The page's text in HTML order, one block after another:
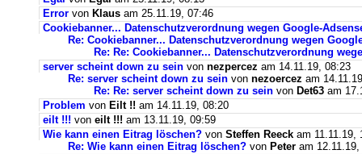
Error von Klaus am 25.11.19, 07:46
Cookiebanner... Datenschutzverordnung wegen Google-
Re: Cookiebanner... Datenschutzverordnung wegen
Re: Re: Cookiebanner... Datenschutzverordnung
server scheint down zu sein von nezpercez am 14.11.19, 08:23
Re: server scheint down zu sein von nezoercez am
Re: Re: server scheint down zu sein von Det63 am
Problem von Eilt !! am 14.11.19, 08:20
eilt !!! von eilt !!! am 13.11.19, 09:59
Wie kann einen Eitrag löschen? von Steffen Reeck am 11.11.19,
Re: Wie kann einen Eitrag löschen? von Peter am 12.11.19,